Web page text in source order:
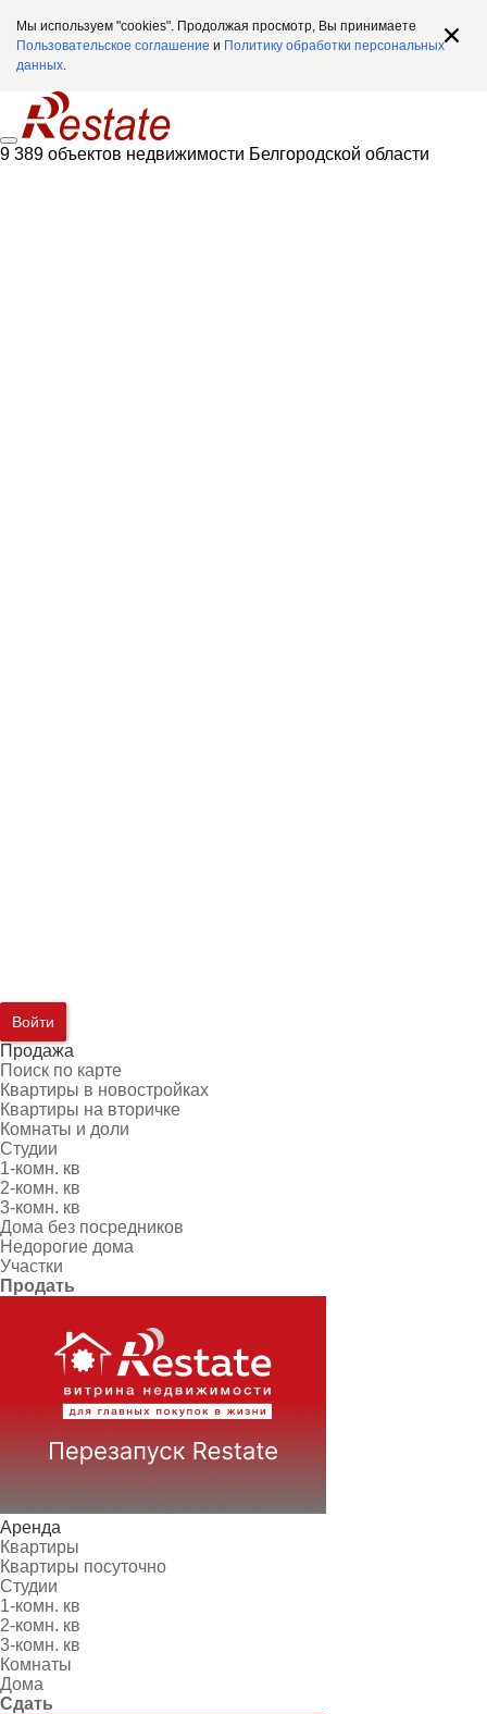
Мы используем "cookies". Продолжая просмотр, Вы принимаете
Пользовательское соглашение и Политику обработки персональных
данных.
9 389 объектов недвижимости Белгородской области
Войти
Продажа
Поиск по карте
Квартиры в новостройках
Квартиры на вторичке
Комнаты и доли
Студии
1-комн. кв
2-комн. кв
3-комн. кв
Дома без посредников
Недорогие дома
Участки
Продать
Аренда
Квартиры
Квартиры посуточно
Студии
1-комн. кв
2-комн. кв
3-комн. кв
Комнаты
Дома
Сдать